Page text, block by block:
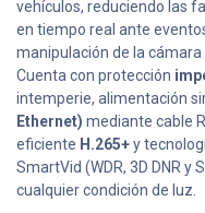
vehículos, reduciendo las
en tiempo real ante
manipulación de la
Cuenta con protección
intemperie, alimentación
Ethernet) mediante cable
eficiente H.265+y
SmartVid (WDR, 3D DNR y
cualquier condición de luz.